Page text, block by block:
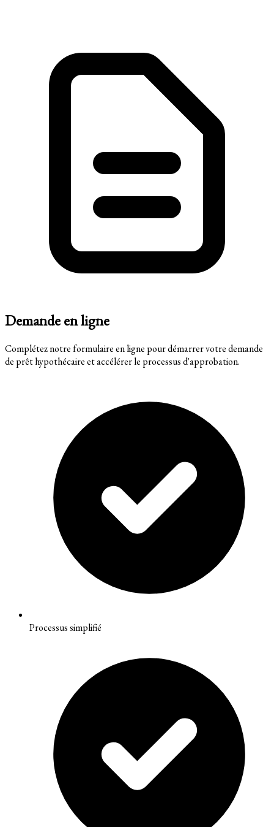
Demande en ligne
Complétez notre formulaire en ligne pour démarrer votre demande
de prêt hypothécaire et accélérer le processus d'approbation.
Processus simplifié